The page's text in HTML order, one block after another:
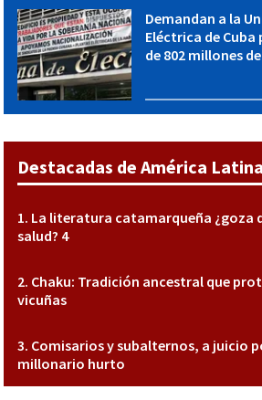
Demandan a la
Eléctrica de Cuba
de 802 millones
Destacadas de América Latina
La literatura catamarqueña ¿goza
salud? 4
Chaku: Tradición ancestral que
vicuñas
Comisarios y subalternos, a juicio
millonario hurto